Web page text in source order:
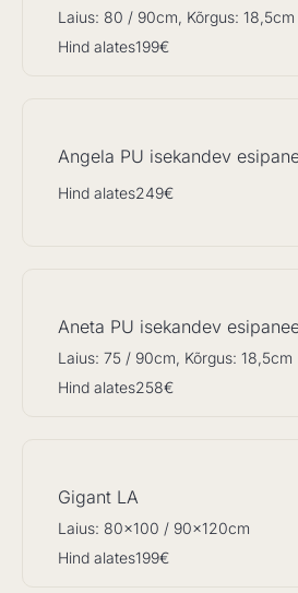
Laius: 80 / 90cm, Kõrgus: 18,5cm
Hind alates199€
Angela PU isekandev
Hind alates249€
Aneta PU isekandev
Laius: 75 / 90cm, Kõrgus: 18,5cm
Hind alates258€
Gigant LA
Laius: 80x100 / 90x120cm
Hind alates199€